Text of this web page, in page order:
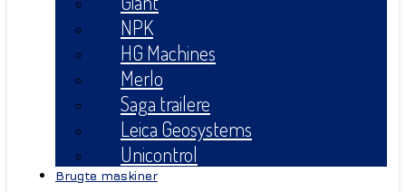
NPK
HG Machines
Merlo
Saga trailere
Leica Geosystems
Unicontrol
Brugte maskiner